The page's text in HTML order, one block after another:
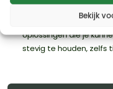
Bekijk
Geen zorgen, we
gezweet op de baan.
oplossingen die je
stevig te houden, zelfs